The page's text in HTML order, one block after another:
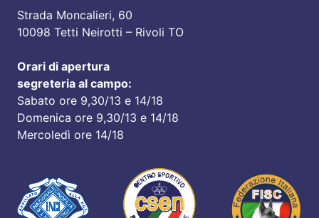
Strada Moncalieri, 60
10098 Tetti Neirotti – Rivoli TO
Orari di apertura
segreteria al campo:
Sabato ore 9,30/13 e 14/18
Domenica ore 9,30/13 e 14/18
Mercoledì ore 14/18